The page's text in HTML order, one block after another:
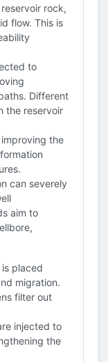
rock,
flow. This is
to
Different
the reservoir
the
can severely
aim to
placed
migration.
filter out
injected to
the